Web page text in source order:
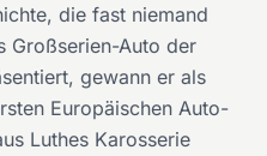
die fast niemand
Großserien-Auto der
gewann er als
Europäischen Auto-
Luthes Karosserie